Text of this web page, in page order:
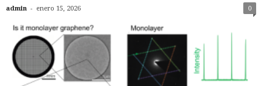
admin - enero 15, 2026 0